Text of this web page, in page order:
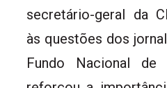
secretário-geral da
às questões dos
Fundo Nacional de